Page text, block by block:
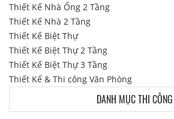
Thiết Kế Nhà Ống 2 Tầng
Thiết Kế Nhà 2 Tầng
Thiết Kế Biệt Thự
Thiết Kế Biệt Thự 2 Tầng
Thiết Kế Biệt Thự 3 Tầng
Thiết Kế & Thi công Văn Phòng
DANH MỤC THI CÔNG